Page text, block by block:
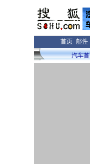
首页- 邮件-
汽车